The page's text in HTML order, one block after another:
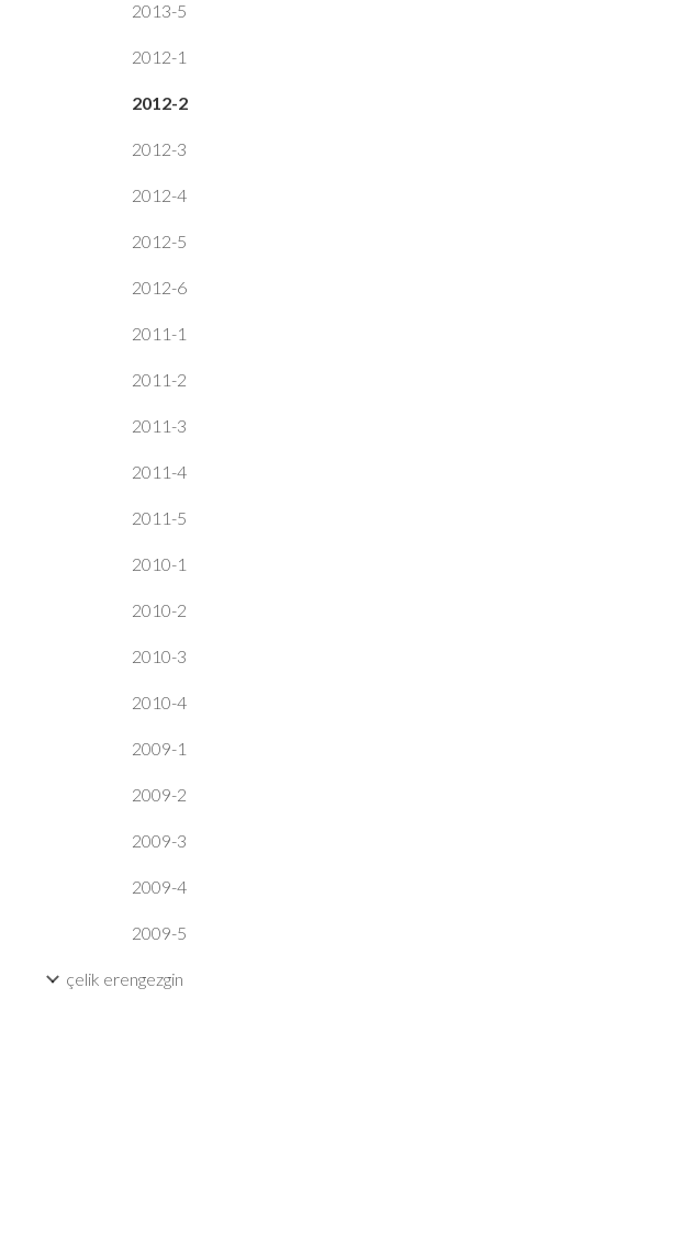
2013-5
2012-1
2012-2
2012-3
2012-4
2012-5
2012-6
2011-1
2011-2
2011-3
2011-4
2011-5
2010-1
2010-2
2010-3
2010-4
2009-1
2009-2
2009-3
2009-4
2009-5
çelik erengezgin